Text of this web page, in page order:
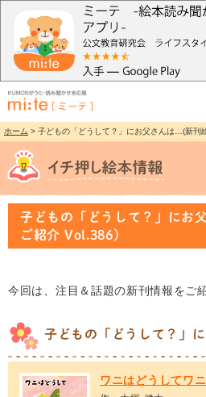
ホーム > 子どもの「どうして？」にお父さんは…(新刊
子どもの「どうして？」にお
ご紹介 Vol.386)
今回は、注目＆話題の新刊情報をご
子どもの「どうして？」
ワニはどうしてワ